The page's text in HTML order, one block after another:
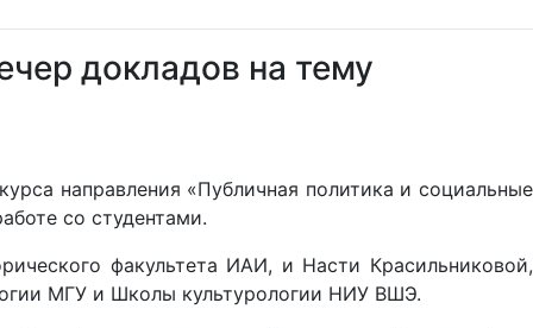
докладов на тему
направления «Публичная политика и социальные
со студентами.
факультета ИАИ, и Насти Красильниковой,
МГУ и Школы культурологии НИУ ВШЭ.